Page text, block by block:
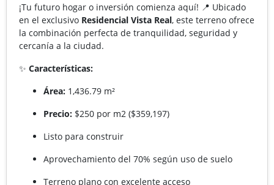
¡Tu futuro hogar o inversión comienza aquí! 📍 Ubicado
en el exclusivo Residencial Vista Real, este terreno ofrece
la combinación perfecta de tranquilidad, seguridad y
cercanía a la ciudad.
✨ Características:
Área: 1,436.79 m²
Precio: $250 por m2 ($359,197)
Listo para construir
Aprovechamiento del 70% según uso de suelo
Terreno plano con excelente acceso